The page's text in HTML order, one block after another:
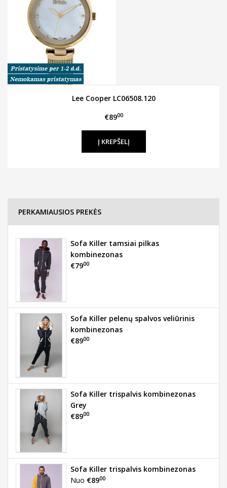
Lee Cooper LC06508.120
€8900
PERKAMIAUSIOS PREKĖS
Sofa Killer tamsiai pilkas
kombinezonas
€7900
Sofa Killer pelenų spalvos veliūrinis
kombinezonas
€8900
Sofa Killer trispalvis kombinezonas
Grey
€8900
Sofa Killer trispalvis kombinezonas
Nuo €8900